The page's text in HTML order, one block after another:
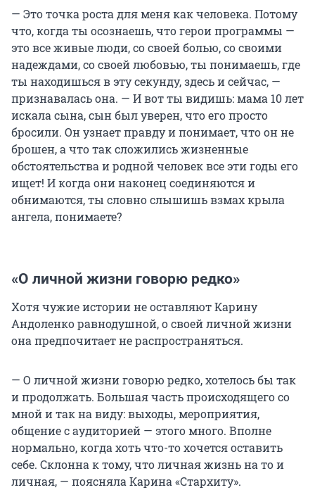
— Это точка роста для меня как человека. Потому
что, когда ты осознаешь, что герои программы —
это все живые люди, со своей болью, со своими
надеждами, со своей любовью, ты понимаешь, где
ты находишься в эту секунду, здесь и сейчас, —
признавалась она. — И вот ты видишь: мама 10 лет
искала сына, сын был уверен, что его просто
бросили. Он узнает правду и понимает, что он не
брошен, а что так сложились жизненные
обстоятельства и родной человек все эти годы его
ищет! И когда они наконец соединяются и
обнимаются, ты словно слышишь взмах крыла
ангела, понимаете?
«О личной жизни говорю редко»
Хотя чужие истории не оставляют Карину
Андоленко равнодушной, о своей личной жизни
она предпочитает не распространяться.
— О личной жизни говорю редко, хотелось бы так
и продолжать. Большая часть происходящего со
мной и так на виду: выходы, мероприятия,
общение с аудиторией — этого много. Вполне
нормально, когда хоть что-то хочется оставить
себе. Склонна к тому, что личная жизнь на то и
личная, — поясняла Карина «Стархиту».